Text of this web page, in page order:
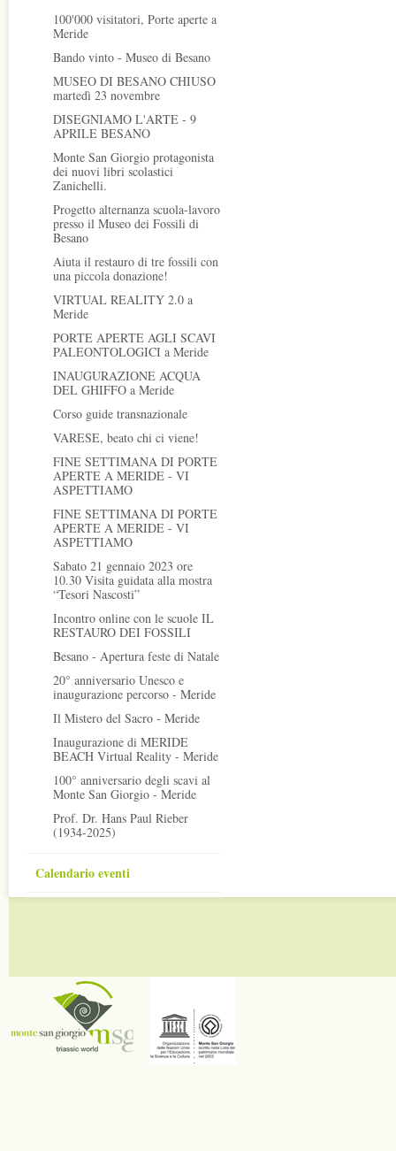
100'000 visitatori, Porte aperte a
Meride
Bando vinto - Museo di Besano
MUSEO DI BESANO CHIUSO
martedì 23 novembre
DISEGNIAMO L'ARTE - 9
APRILE BESANO
Monte San Giorgio protagonista
dei nuovi libri scolastici
Zanichelli.
Progetto alternanza scuola-lavoro
presso il Museo dei Fossili di
Besano
Aiuta il restauro di tre fossili con
una piccola donazione!
VIRTUAL REALITY 2.0 a
Meride
PORTE APERTE AGLI SCAVI
PALEONTOLOGICI a Meride
INAUGURAZIONE ACQUA
DEL GHIFFO a Meride
Corso guide transnazionale
VARESE, beato chi ci viene!
FINE SETTIMANA DI PORTE
APERTE A MERIDE - VI
ASPETTIAMO
FINE SETTIMANA DI PORTE
APERTE A MERIDE - VI
ASPETTIAMO
Sabato 21 gennaio 2023 ore
10.30 Visita guidata alla mostra
“Tesori Nascosti”
Incontro online con le scuole IL
RESTAURO DEI FOSSILI
Besano - Apertura feste di Natale
20° anniversario Unesco e
inaugurazione percorso - Meride
Il Mistero del Sacro - Meride
Inaugurazione di MERIDE
BEACH Virtual Reality - Meride
100° anniversario degli scavi al
Monte San Giorgio - Meride
Prof. Dr. Hans Paul Rieber
(1934-2025)
Calendario eventi